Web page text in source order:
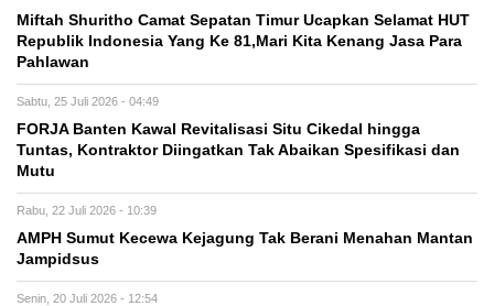
Miftah Shuritho Camat Sepatan Timur Ucapkan Selamat HUT
Republik Indonesia Yang Ke 81,Mari Kita Kenang Jasa Para
Pahlawan
Sabtu, 25 Juli 2026 - 04:49
FORJA Banten Kawal Revitalisasi Situ Cikedal hingga
Tuntas, Kontraktor Diingatkan Tak Abaikan Spesifikasi dan
Mutu
Rabu, 22 Juli 2026 - 10:39
AMPH Sumut Kecewa Kejagung Tak Berani Menahan Mantan
Jampidsus
Senin, 20 Juli 2026 - 12:54